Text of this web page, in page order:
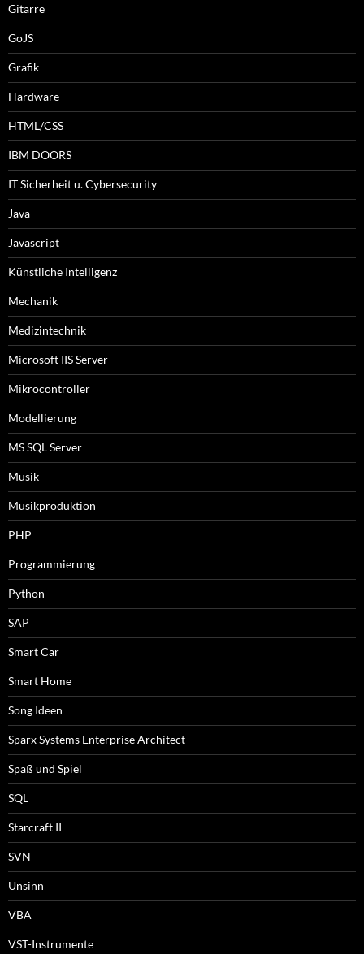
Gitarre
GoJS
Grafik
Hardware
HTML/CSS
IBM DOORS
IT Sicherheit u. Cybersecurity
Java
Javascript
Künstliche Intelligenz
Mechanik
Medizintechnik
Microsoft IIS Server
Mikrocontroller
Modellierung
MS SQL Server
Musik
Musikproduktion
PHP
Programmierung
Python
SAP
Smart Car
Smart Home
Song Ideen
Sparx Systems Enterprise Architect
Spaß und Spiel
SQL
Starcraft II
SVN
Unsinn
VBA
VST-Instrumente